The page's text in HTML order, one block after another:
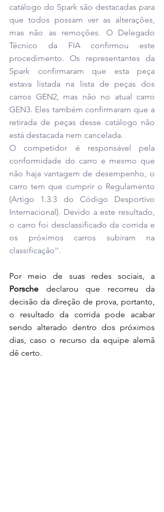
catálogo do Spark são destacadas para
que todos possam ver as alterações,
mas não as remoções. O Delegado
Técnico da FIA confirmou este
procedimento. Os representantes da
Spark confirmaram que esta peça
estava listada na lista de peças dos
carros GEN2, mas não no atual carro
GEN3. Eles também confirmaram que a
retirada de peças desse catálogo não
está destacada nem cancelada.
O competidor é responsável pela
conformidade do carro e mesmo que
não haja vantagem de desempenho, o
carro tem que cumprir o Regulamento
(Artigo 1.3.3 do Código Desportivo
Internacional). Devido a este resultado,
o carro foi desclassificado da corrida e
os próximos carros subiram na
classificação''.
Porsche declarou que recorreu da
decisão da direção de prova, portanto,
o resultado da corrida pode acabar
sendo alterado dentro dos próximos
dias, caso o recurso da equipe alemã
dê certo.